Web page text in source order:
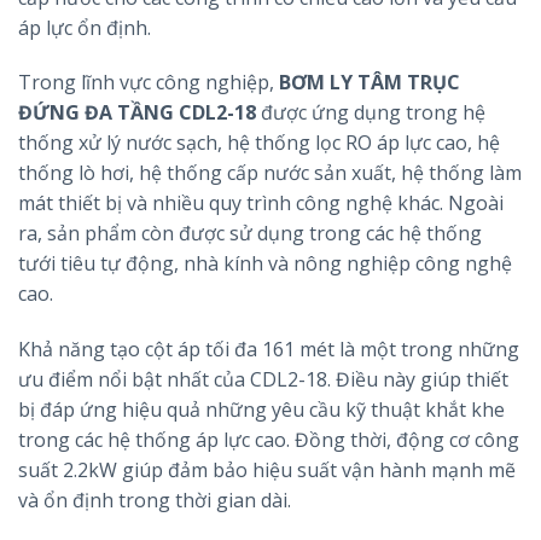
áp lực ổn định.
Trong lĩnh vực công nghiệp, BƠM LY TÂM TRỤC
ĐỨNG ĐA TẦNG CDL2-18 được ứng dụng trong hệ
thống xử lý nước sạch, hệ thống lọc RO áp lực cao, hệ
thống lò hơi, hệ thống cấp nước sản xuất, hệ thống làm
mát thiết bị và nhiều quy trình công nghệ khác. Ngoài
ra, sản phẩm còn được sử dụng trong các hệ thống
tưới tiêu tự động, nhà kính và nông nghiệp công nghệ
cao.
Khả năng tạo cột áp tối đa 161 mét là một trong những
ưu điểm nổi bật nhất của CDL2-18. Điều này giúp thiết
bị đáp ứng hiệu quả những yêu cầu kỹ thuật khắt khe
trong các hệ thống áp lực cao. Đồng thời, động cơ công
suất 2.2kW giúp đảm bảo hiệu suất vận hành mạnh mẽ
và ổn định trong thời gian dài.